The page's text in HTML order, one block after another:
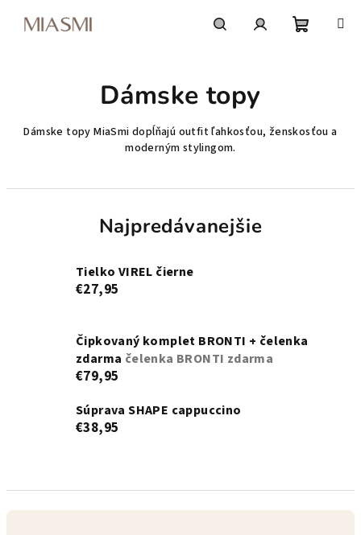
Dámske topy
Dámske topy MiaSmi dopĺňajú outfit ľahkosťou, ženskosťou a
moderným stylingom.
Najpredávanejšie
Tielko VIREL čierne
€27,95
Čipkovaný komplet BRONTI + čelenka
zdarma čelenka BRONTI zdarma
€79,95
Súprava SHAPE cappuccino
€38,95